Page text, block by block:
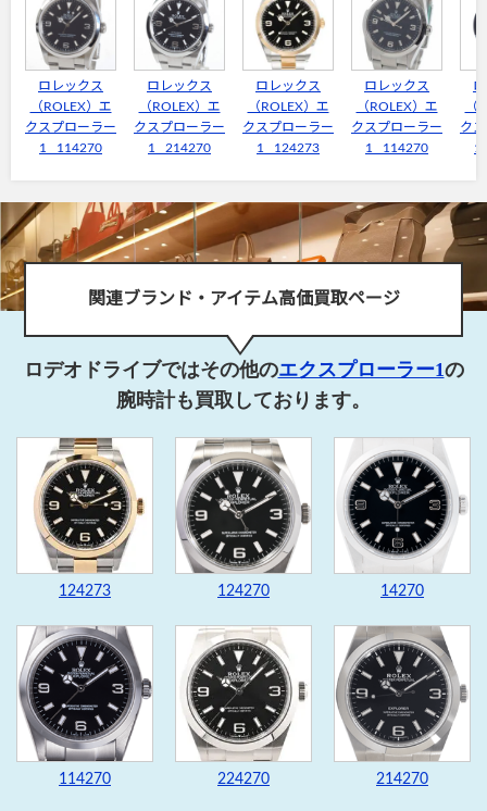
ロレックス
（ROLEX）エ
クスプローラー
1 114270
ロレックス
（ROLEX）エ
クスプローラー
1 214270
ロレックス
（ROLEX）エ
クスプローラー
1 124273
ロレックス
（ROLEX）エ
クスプローラー
1 114270
（
ク
1
関連ブランド・アイテム高価買取ページ
ロデオドライブではその他のエクスプローラー1の
腕時計も買取しております。
124273 124270 14270
114270 224270 214270